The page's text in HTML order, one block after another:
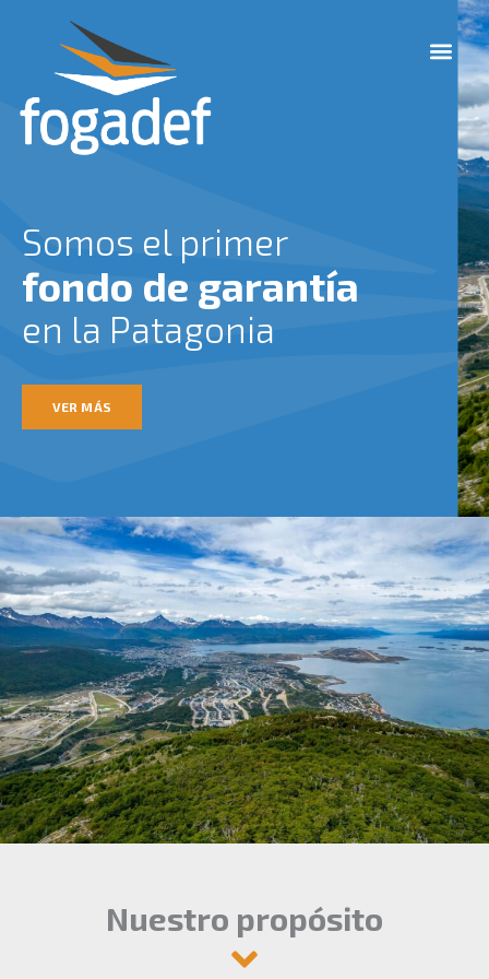
M
e
Somos el primer
fondo de garantía
en la Patagonia
VER MÁS
Nuestro propósito